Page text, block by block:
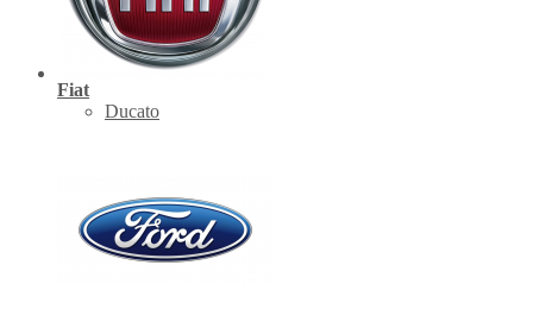
Fiat
Ducato